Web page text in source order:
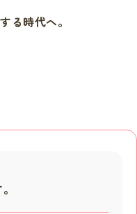
る時代へ。